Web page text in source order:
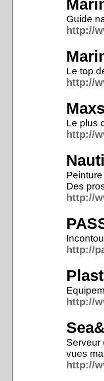
Guide
http://
Le top
http://
Le plus
http://
Des
http://
http://
http://
Serveur
vues
http://